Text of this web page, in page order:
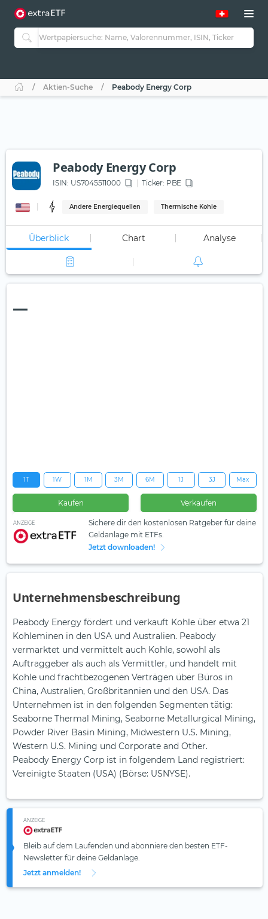
Aktien-Suche Peabody Energy Corp
Peabody Energy Corp
ISIN: US7045511000 Ticker: PBE
Andere Energiequellen Thermische Kohle
Überblick Chart Analyse
—
1T 1W 1M 3M 6M 1J 3J Max
Kaufen Verkaufen
ANZEIGE
Sichere dir den kostenlosen Ratgeber für deine
Geldanlage mit ETFs.
Jetzt downloaden!
Unternehmensbeschreibung
Peabody Energy fördert und verkauft Kohle über etwa 21
Kohleminen in den USA und Australien. Peabody
vermarktet und vermittelt auch Kohle, sowohl als
Auftraggeber als auch als Vermittler, und handelt mit
Kohle und frachtbezogenen Verträgen über Büros in
China, Australien, Großbritannien und den USA. Das
Unternehmen ist in den folgenden Segmenten tätig:
Seaborne Thermal Mining, Seaborne Metallurgical Mining,
Powder River Basin Mining, Midwestern U.S. Mining,
Western U.S. Mining und Corporate and Other.
Peabody Energy Corp ist in folgendem Land registriert:
Vereinigte Staaten (USA) (Börse: USNYSE).
ANZEIGE
Bleib auf dem Laufenden und abonniere den besten ETF-
Newsletter für deine Geldanlage.
Jetzt anmelden!